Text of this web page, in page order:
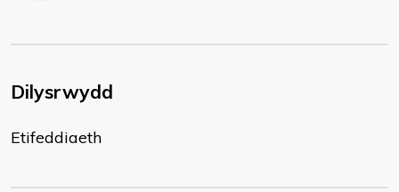
Dilysrwydd
Etifeddiaeth